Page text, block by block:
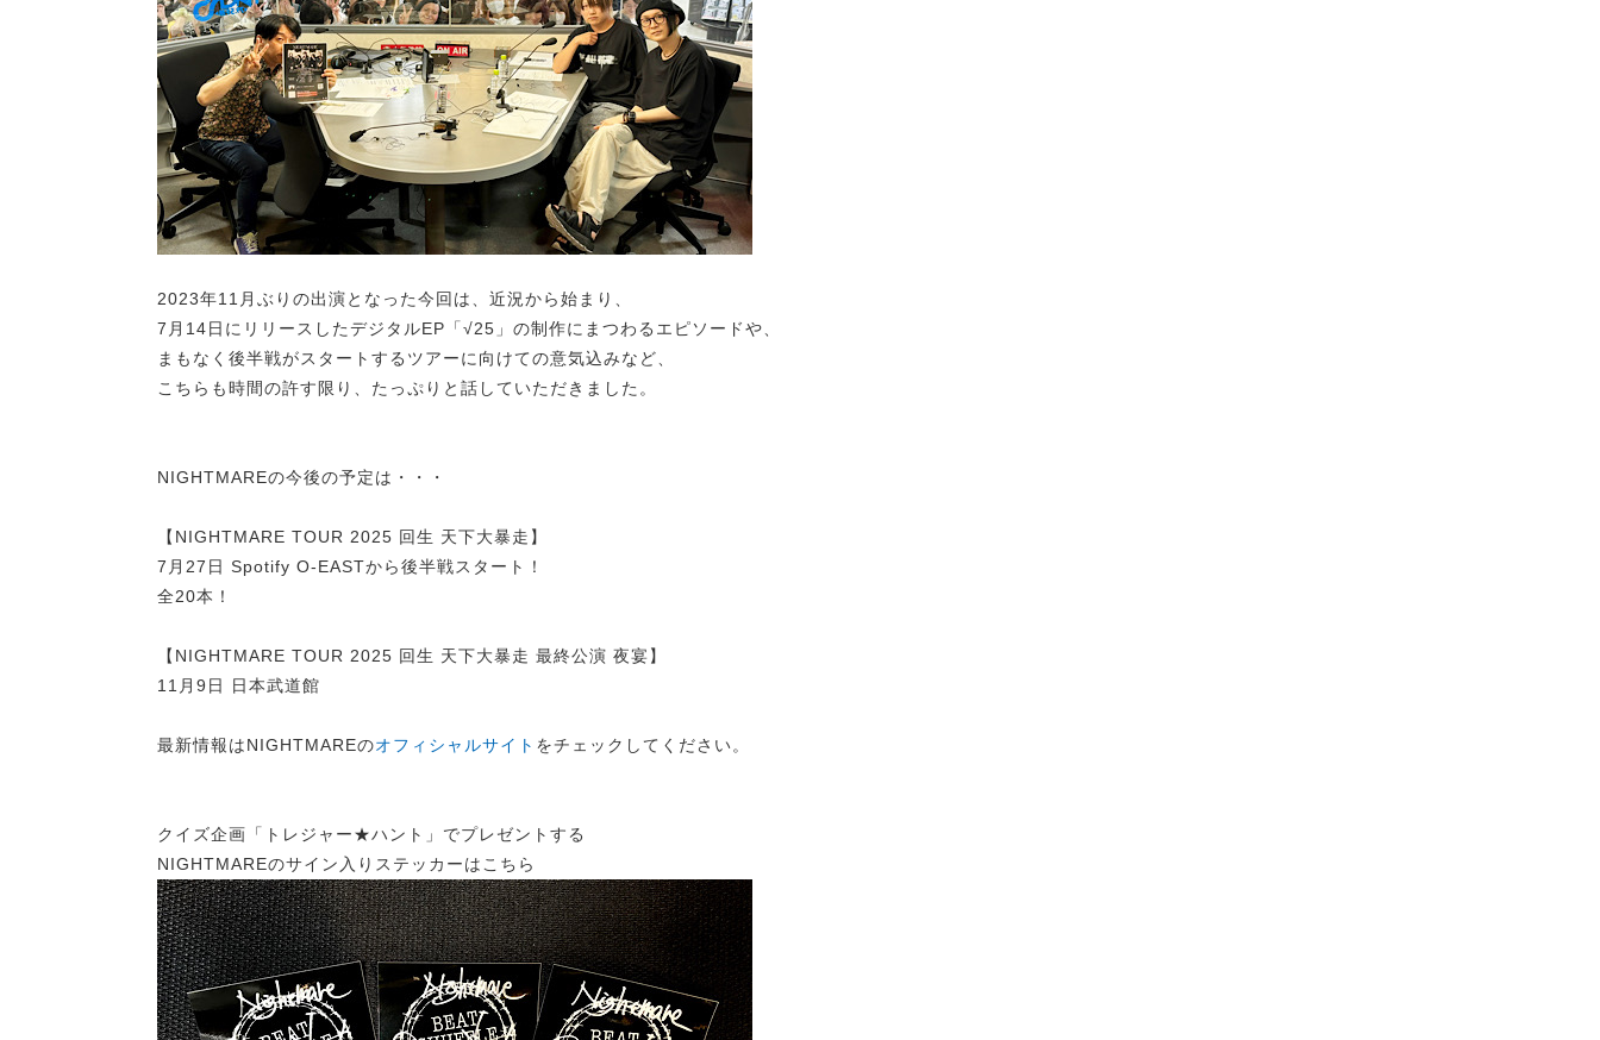
2023年11月ぶりの出演となった今回は、近況から始まり、
7月14日にリリースしたデジタルEP「√25」の制作にまつわるエピソードや、
まもなく後半戦がスタートするツアーに向けての意気込みなど、
こちらも時間の許す限り、たっぷりと話していただきました。
NIGHTMAREの今後の予定は・・・
【NIGHTMARE TOUR 2025 回生 天下大暴走】
7月27日 Spotify O-EASTから後半戦スタート！
全20本！
【NIGHTMARE TOUR 2025 回生 天下大暴走 最終公演 夜宴】
11月9日 日本武道館
最新情報はNIGHTMAREのオフィシャルサイト をチェックしてください。
クイズ企画「トレジャー★ハント」でプレゼントする
NIGHTMAREのサイン入りステッカーはこちら